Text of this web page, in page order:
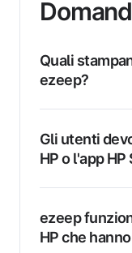
Quali
ezeep?
Gli utenti
HP o l'app
ezeep
HP che